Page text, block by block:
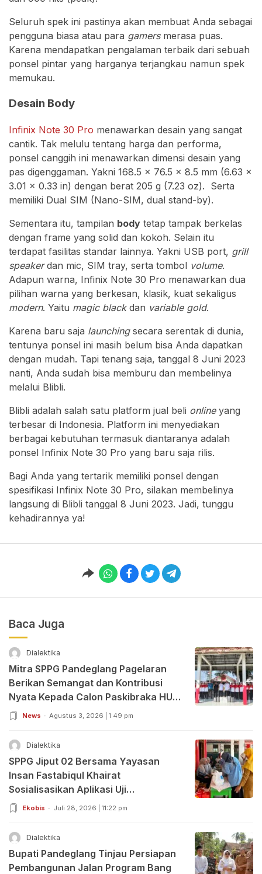
Seluruh spek ini pastinya akan membuat Anda sebagai
pengguna biasa atau para gamersmerasa puas.
Karena mendapatkan pengalaman terbaik dari sebuah
ponsel pintar yang harganya terjangkau namun spek
memukau.
Desain Body
Infinix Note 30 Pro menawarkan desain yang sangat
cantik. Tak melulu tentang harga dan performa,
ponsel canggih ini menawarkan dimensi desain yang
pas digenggaman. Yakni 168.5 x 76.5 x 8.5 mm (6.63 x
3.01 x 0.33 in) dengan berat 205 g (7.23 oz). Serta
memiliki Dual SIM (Nano-SIM, dual stand-by).
Sementara itu, tampilan body tetap tampak berkelas
dengan frame yang solid dan kokoh. Selain itu
terdapat fasilitas standar lainnya. Yakni USB port, grill
speakerdan mic, SIM tray, serta tombol volume.
Adapun warna, Infinix Note 30 Pro menawarkan dua
pilihan warna yang berkesan, klasik, kuat sekaligus
modern. Yaitu magic blackdan variable gold.
Karena baru saja launchingsecara serentak di dunia,
tentunya ponsel ini masih belum bisa Anda dapatkan
dengan mudah. Tapi tenang saja, tanggal 8 Juni 2023
nanti, Anda sudah bisa memburu dan membelinya
melalui Blibli.
Blibli adalah salah satu platform jual beli onlineyang
terbesar di Indonesia. Platform ini menyediakan
berbagai kebutuhan termasuk diantaranya adalah
ponsel Infinix Note 30 Pro yang baru saja rilis.
Bagi Anda yang tertarik memiliki ponsel dengan
spesifikasi Infinix Note 30 Pro, silakan membelinya
langsung di Blibli tanggal 8 Juni 2023. Jadi, tunggu
kehadirannya ya!
Baca Juga
Dialektika
Mitra SPPG Pandeglang Pagelaran
Berikan Semangat dan Kontribusi
Nyata Kepada Calon Paskibraka HUT
RI ke-81
News Agustus 3, 2026 | 1:49 pm
Dialektika
SPPG Jiput 02 Bersama Yayasan
Insan Fastabiqul Khairat
Sosialisasikan Aplikasi Uji
Organoleptik
Ekobis Juli 28, 2026 | 11:22 pm
Dialektika
Bupati Pandeglang Tinjau Persiapan
Pembangunan Jalan Program Bang